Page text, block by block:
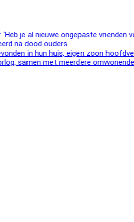
al nieuwe ongepaste vrienden voor
dood ouders
in hun huis, eigen zoon
met meerdere omwonenden